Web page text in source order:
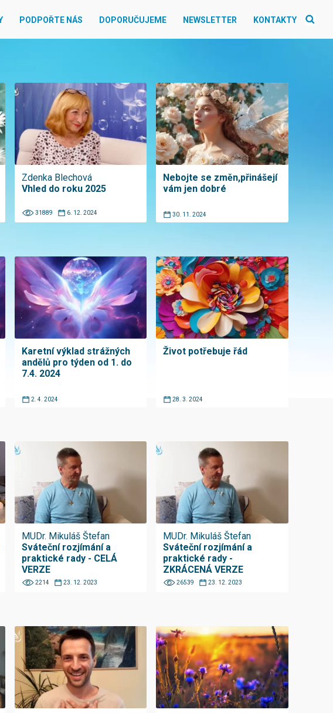
PODPOŘTE NÁS DOPORUČUJEME NEWSLETTER KONTAKTY
Zdenka Blechová
Vhled do roku 2025
31889 6. 12. 2024
Nebojte se změn,přinášejí
vám jen dobré
30. 11. 2024
Karetní výklad strážných
andělů pro týden od 1. do
7.4. 2024
2. 4. 2024
Život potřebuje řád
28. 3. 2024
MUDr. Mikuláš Štefan
Sváteční rozjímání a
praktické rady - CELÁ
VERZE
2214 23. 12. 2023
MUDr. Mikuláš Štefan
Sváteční rozjímání a
praktické rady -
ZKRÁCENÁ VERZE
26539 23. 12. 2023